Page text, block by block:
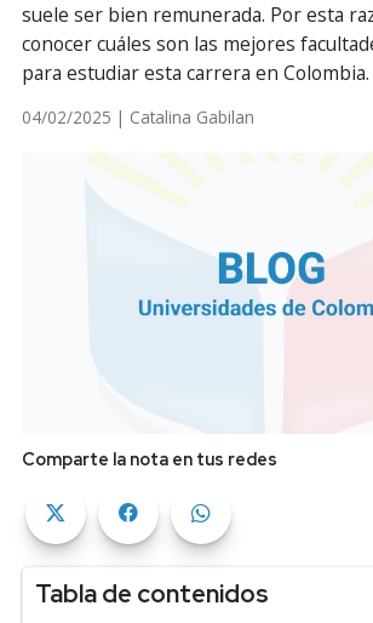
suele ser bien remunerada. Por esta
conocer cuáles son las mejores
para estudiar esta carrera en Colombia.
04/02/2025 | Catalina Gabilan
Comparte la nota en tus redes
Tabla de contenidos